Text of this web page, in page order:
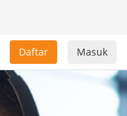
Masuk
Daftar